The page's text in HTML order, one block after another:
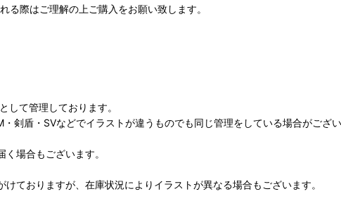
る際はご理解の上ご購入をお願い致します。
して管理しております。
剣盾・SVなどでイラストが違うものでも同じ管理をしている場合がござい
場合もございます。
ておりますが、在庫状況によりイラストが異なる場合もございます。